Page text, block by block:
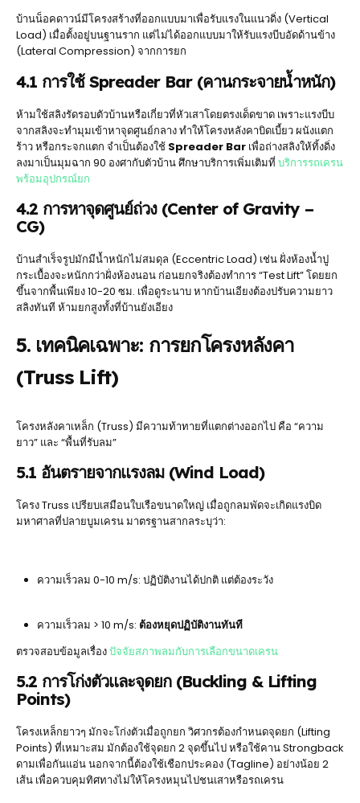
บ้านน็อคดาวน์มีโครงสร้างที่ออกแบบมาเพื่อรับแรงในแนวดิ่ง (Vertical
Load) เมื่อตั้งอยู่บนฐานราก แต่ไม่ได้ออกแบบมาให้รับแรงบีบอัดด้านข้าง
(Lateral Compression) จากการยก
4.1 การใช้ Spreader Bar (คานกระจายน้ำหนัก)
ห้ามใช้สลิงรัดรอบตัวบ้านหรือเกี่ยวที่หัวเสาโดยตรงเด็ดขาด เพราะแรงบีบ
จากสลิงจะทำมุมเข้าหาจุดศูนย์กลาง ทำให้โครงหลังคาบิดเบี้ยว ผนังแตก
ร้าว หรือกระจกแตก จำเป็นต้องใช้ Spreader Bar เพื่อถ่างสลิงให้ทิ้งดิ่ง
ลงมาเป็นมุมฉาก 90 องศากับตัวบ้าน ศึกษาบริการเพิ่มเติมที่ บริการรถเครน
พร้อมอุปกรณ์ยก
4.2 การหาจุดศูนย์ถ่วง (Center of Gravity –
CG)
บ้านสำเร็จรูปมักมีน้ำหนักไม่สมดุล (Eccentric Load) เช่น ฝั่งห้องน้ำปู
กระเบื้องจะหนักกว่าฝั่งห้องนอน ก่อนยกจริงต้องทำการ “Test Lift” โดยยก
ขึ้นจากพื้นเพียง 10-20 ซม. เพื่อดูระนาบ หากบ้านเอียงต้องปรับความยาว
สลิงทันที ห้ามยกสูงทั้งที่บ้านยังเอียง
5. เทคนิคเฉพาะ: การยกโครงหลังคา
(Truss Lift)
โครงหลังคาเหล็ก (Truss) มีความท้าทายที่แตกต่างออกไป คือ “ความ
ยาว” และ “พื้นที่รับลม”
5.1 อันตรายจากแรงลม (Wind Load)
โครง Truss เปรียบเสมือนใบเรือขนาดใหญ่ เมื่อถูกลมพัดจะเกิดแรงบิด
มหาศาลที่ปลายบูมเครน มาตรฐานสากลระบุว่า:
ความเร็วลม 0-10 m/s: ปฏิบัติงานได้ปกติ แต่ต้องระวัง
ความเร็วลม > 10 m/s: ต้องหยุดปฏิบัติงานทันที
ตรวจสอบข้อมูลเรื่องปัจจัยสภาพลมกับการเลือกขนาดเครน
5.2 การโก่งตัวและจุดยก (Buckling & Lifting
Points)
โครงเหล็กยาวๆ มักจะโก่งตัวเมื่อถูกยก วิศวกรต้องกำหนดจุดยก (Lifting
Points) ที่เหมาะสม มักต้องใช้จุดยก 2 จุดขึ้นไป หรือใช้คาน Strongback
ดามเพื่อกันแอ่น นอกจากนี้ต้องใช้เชือกประคอง (Tagline) อย่างน้อย 2
เส้น เพื่อควบคุมทิศทางไม่ให้โครงหมุนไปชนเสาหรือรถเครน